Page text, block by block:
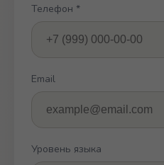
Телефон *
Email
Уровень языка